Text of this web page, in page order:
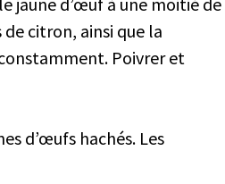
citron, ainsi que la
Poivrer et
d’œufs hachés. Les